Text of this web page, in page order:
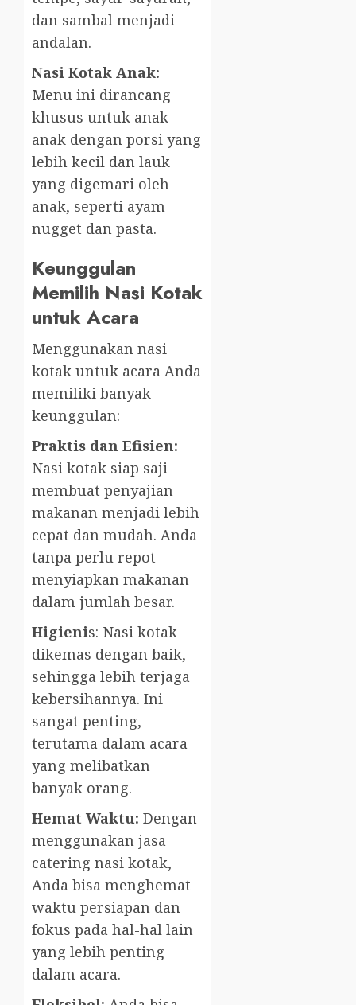
dan sambal menjadi
andalan.
Nasi Kotak Anak:
Menu ini dirancang
khusus untuk anak-
anak dengan porsi yang
lebih kecil dan lauk
yang digemari oleh
anak, seperti ayam
nugget dan pasta.
Keunggulan
Memilih Nasi Kotak
untuk Acara
Menggunakan nasi
kotak untuk acara Anda
memiliki banyak
keunggulan:
Praktis dan Efisien:
Nasi kotak siap saji
membuat penyajian
makanan menjadi lebih
cepat dan mudah. Anda
tanpa perlu repot
menyiapkan makanan
dalam jumlah besar.
Higienis: Nasi kotak
dikemas dengan baik,
sehingga lebih terjaga
kebersihannya. Ini
sangat penting,
terutama dalam acara
yang melibatkan
banyak orang.
Hemat Waktu: Dengan
menggunakan jasa
catering nasi kotak,
Anda bisa menghemat
waktu persiapan dan
fokus pada hal-hal lain
yang lebih penting
dalam acara.